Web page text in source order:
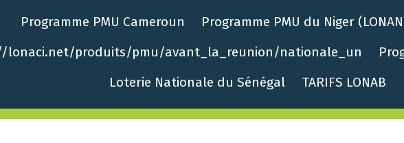
Programme PMU Cameroun
Programme PMU du Niger
lonaci.net/produits/pmu/avant_la_reunion/nationale_un
Loterie Nationale du Sénégal
TARIFS LONAB